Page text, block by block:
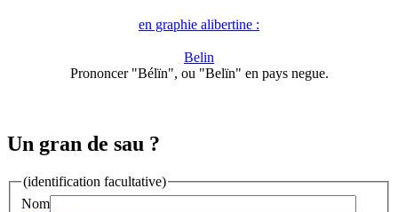
en graphie alibertine :
Belin
Prononcer "Bélïn", ou "Belïn" en pays negue.
Un gran de sau ?
(identification facultative)
Nom